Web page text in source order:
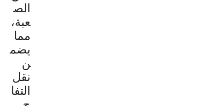
الص
عبة،
مما
يضم
ن
نقل
التفا